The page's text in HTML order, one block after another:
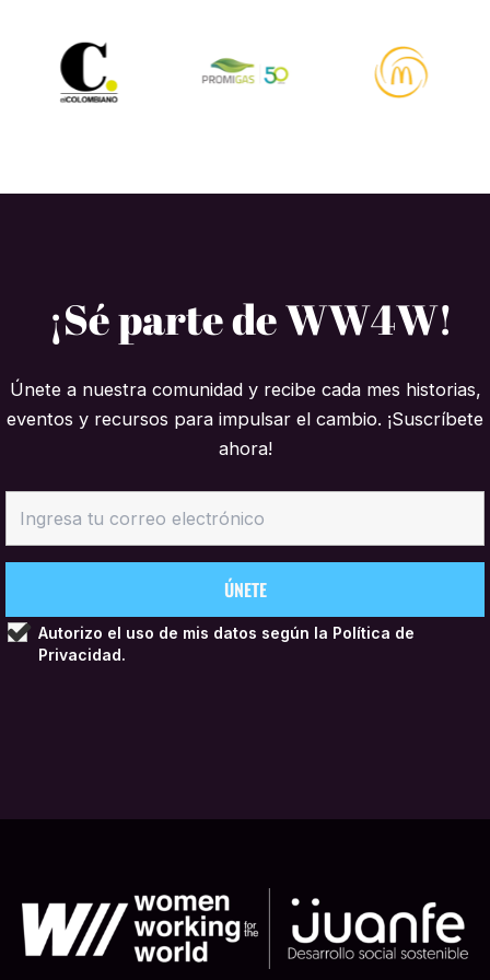
¡Sé parte de WW4W!
Únete a nuestra comunidad y recibe cada mes historias,
eventos y recursos para impulsar el cambio. ¡Suscríbete
ahora!
Autorizo el uso de mis datos según la Política de
Privacidad.